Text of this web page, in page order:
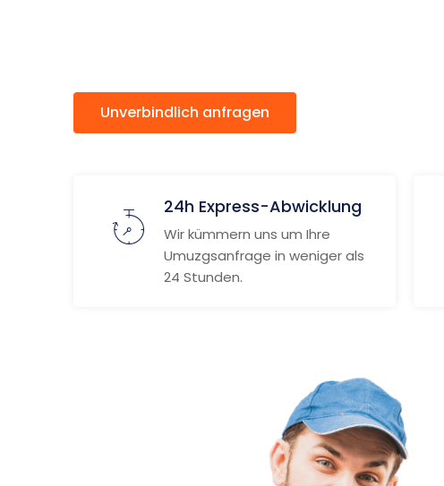
Unverbindlich anfragen
24h Express-Abwicklung
Wir kümmern uns um Ihre
Umuzgsanfrage in weniger als
24 Stunden.